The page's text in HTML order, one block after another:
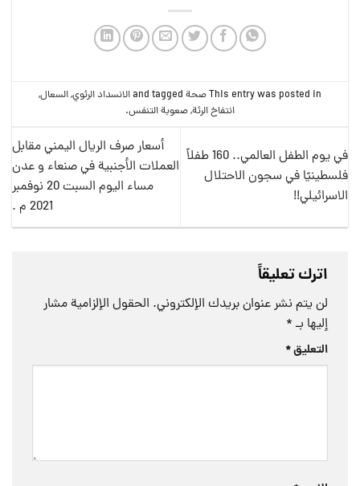
This entry was posted inصحة الانسداد الرئوي,السعال,
انتفاخ الرئة,صعوبة التنفس.
في يوم الطفل العالمي.. 160 طفلاً
فلسطينيًا في سجون الاحتلال
الاسرائيلي!!
أسعار صرف الريال اليمني مقابل
العملات الأجنبية في صنعاء و عدن
مساء اليوم السبت 20 نوفمبر
2021 م .
اترك تعليقاً
لن يتم نشر عنوان بريدك الإلكتروني. الحقول الإلزامية مشار
إليها بـ *
التعليق*